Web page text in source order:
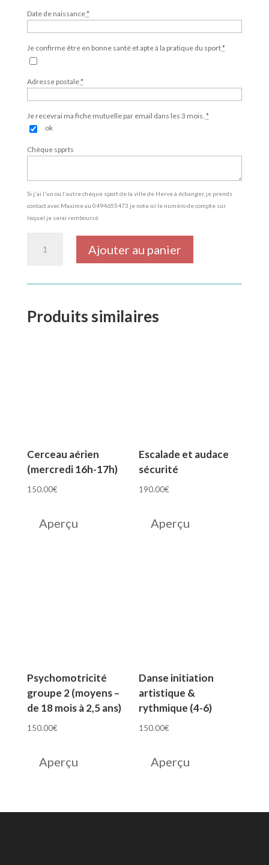
Date de naissance*
Je confirme être en bonne santé et apte à la pratique du sport*
Adresse postale*
Je recevrai ma fiche mutuelle par email dans les 3 mois. *
ok
Chèque spprts
Si j'ai l'un ou l'autre chèque sport de la ville de Herve à échanger, je prends
contact avec Maxime au 0494655473 je note ici le numéro de compte sur
lequel je serai remboursé
débutantes
Ajouter au panier
Produits similaires
Cerceau aérien
(mercredi 16h-17h)
150.00€
Aperçu
Escalade et audace
sécurité
190.00€
Aperçu
Psychomotricité
groupe 2 (moyens –
de 18 mois à 2,5 ans)
150.00€
Aperçu
Danse initiation
artistique &
rythmique (4-6)
150.00€
Aperçu